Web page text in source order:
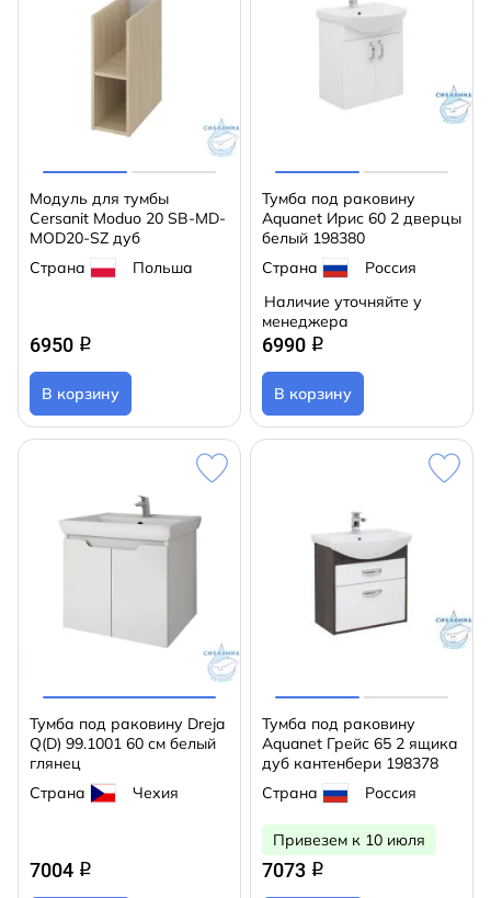
Модуль для тумбы
Cersanit Moduo 20 SB-MD-
MOD20-SZ дуб
Страна
Польша
6950 q
В корзину
Тумба под раковину
Aquanet Ирис 60 2 дверцы
белый 198380
Страна
Россия
Наличие уточняйте у
менеджера
6990 q
В корзину
Тумба под раковину Dreja
Q(D) 99.1001 60 см белый
глянец
Страна
Чехия
7004 q
Тумба под раковину
Aquanet Грейс 65 2 ящика
дуб кантенбери 198378
Страна
Россия
Привезем к 10 июля
7073 q